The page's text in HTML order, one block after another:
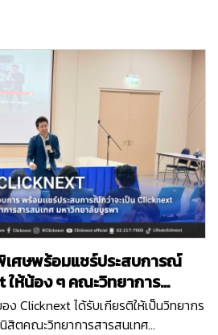
ศษพร้อมแชร์ประสบการณ์
Clicknext ได้รับเกียรติให้เป็นวิทยากร
สิตคณะวิทยาการสารสนเทศ